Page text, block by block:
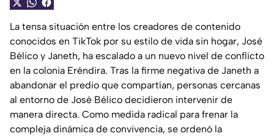
La tensa situación entre los creadores de contenido
conocidos en TikTok por su estilo de vida sin hogar, José
Bélico y Janeth, ha escalado a un nuevo nivel de conflicto
en la colonia Eréndira. Tras la firme negativa de Janeth a
abandonar el predio que compartían, personas cercanas
al entorno de José Bélico decidieron intervenir de
manera directa. Como medida radical para frenar la
compleja dinámica de convivencia, se ordenó la